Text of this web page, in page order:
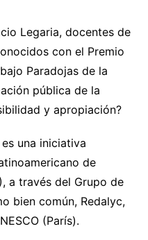
Legaria, docentes de
con el Premio
Paradojas de la
pública de la
y apropiación?
una iniciativa
de
a través del Grupo de
bien común, Redalyc,
(París).